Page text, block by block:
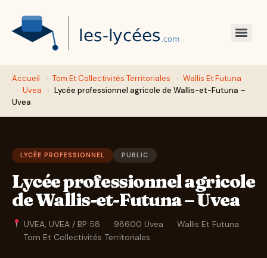
Accueil › Tom Et Collectivités Territoriales › Wallis Et Futuna
› Uvea › Lycée professionnel agricole de Wallis-et-Futuna –
Uvea
LYCÉE PROFESSIONNEL PUBLIC
Lycée professionnel agricole
de Wallis-et-Futuna – Uvea
UVEA, UVEA / BP 58 · 98600 Uvea · Wallis Et Futuna
· Tom Et Collectivités Territoriales